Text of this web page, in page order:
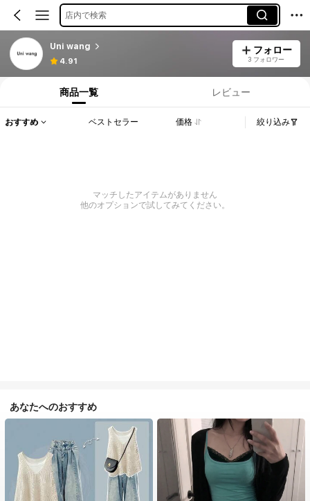
店内で検索
Uni wang
4.91
フォロー
3 フォロワー
商品一覧 レビュー
おすすめ ベストセラー 価格 絞り込み
マッチしたアイテムがありません
他のオプションで試してみてください。
あなたへのおすすめ